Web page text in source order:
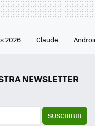
2026 Claude
NEWSLETTER
SUSCRIBIR